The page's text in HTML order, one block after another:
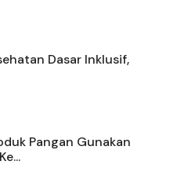
Dasar Inklusif,
Pangan Gunakan